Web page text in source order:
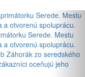
Serede. Mestu
a otvorenú spoluprácu.